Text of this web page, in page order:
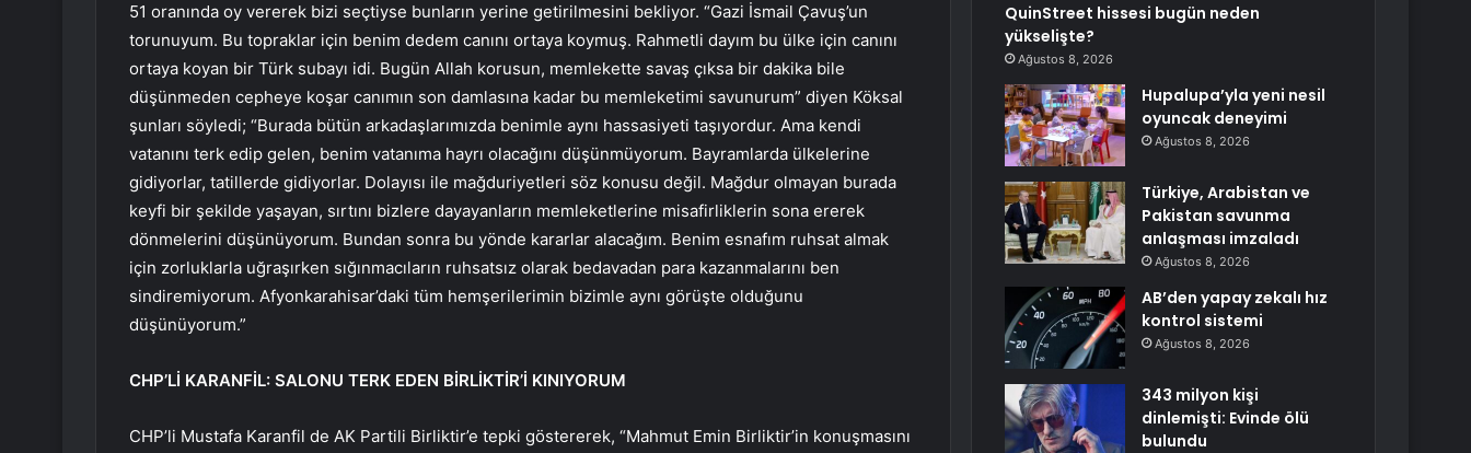
51 oranında oy vererek bizi seçtiyse bunların yerine getirilmesini bekliyor. “Gazi İsmail Çavuş’un
torunuyum. Bu topraklar için benim dedem canını ortaya koymuş. Rahmetli dayım bu ülke için canını
ortaya koyan bir Türk subayı idi. Bugün Allah korusun, memlekette savaş çıksa bir dakika bile
düşünmeden cepheye koşar canımın son damlasına kadar bu memleketimi savunurum” diyen Köksal
şunları söyledi; “Burada bütün arkadaşlarımızda benimle aynı hassasiyeti taşıyordur. Ama kendi
vatanını terk edip gelen, benim vatanıma hayrı olacağını düşünmüyorum. Bayramlarda ülkelerine
gidiyorlar, tatillerde gidiyorlar. Dolayısı ile mağduriyetleri söz konusu değil. Mağdur olmayan burada
keyfi bir şekilde yaşayan, sırtını bizlere dayayanların memleketlerine misafirliklerin sona ererek
dönmelerini düşünüyorum. Bundan sonra bu yönde kararlar alacağım. Benim esnafım ruhsat almak
için zorluklarla uğraşırken sığınmacıların ruhsatsız olarak bedavadan para kazanmalarını ben
sindiremiyorum. Afyonkarahisar’daki tüm hemşerilerimin bizimle aynı görüşte olduğunu
düşünüyorum.”
CHP’Lİ KARANFİL: SALONU TERK EDEN BİRLİKTİR’İ KINIYORUM
CHP’li Mustafa Karanfil de AK Partili Birliktir’e tepki göstererek, “Mahmut Emin Birliktir’in konuşmasını
QuinStreet hissesi bugün neden
yükselişte?
Ağustos 8, 2026
Hupalupa’yla yeni nesil
oyuncak deneyimi
Ağustos 8, 2026
Türkiye, Arabistan ve
Pakistan savunma
anlaşması imzaladı
Ağustos 8, 2026
AB’den yapay zekalı hız
kontrol sistemi
Ağustos 8, 2026
343 milyon kişi
dinlemişti: Evinde ölü
bulundu